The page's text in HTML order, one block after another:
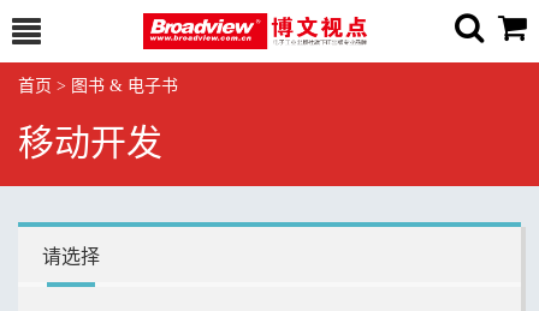
首页 > 图书 & 电子书
移动开发
请选择